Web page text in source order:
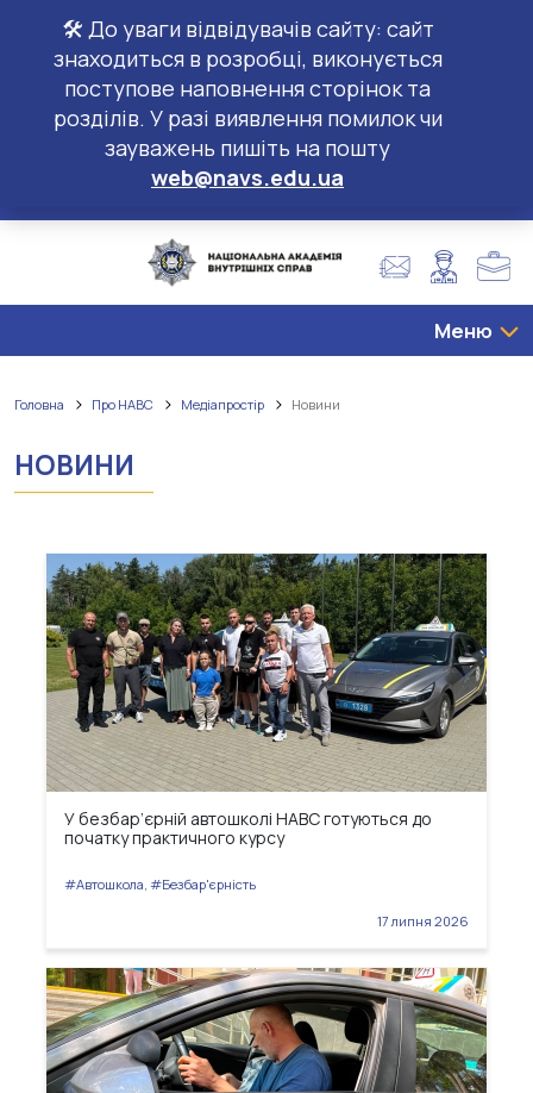
🛠️ До уваги відвідувачів сайту: сайт
знаходиться в розробці, виконується
поступове наповнення сторінок та
розділів. У разі виявлення помилок чи
зауважень пишіть на пошту
web@navs.edu.ua
Меню
Головна Про НАВС Медіапростір Новини
НОВИНИ
У безбар’єрній автошколі НАВС готуються до
початку практичного курсу
#Автошкола, #Безбар'єрність
17 липня 2026